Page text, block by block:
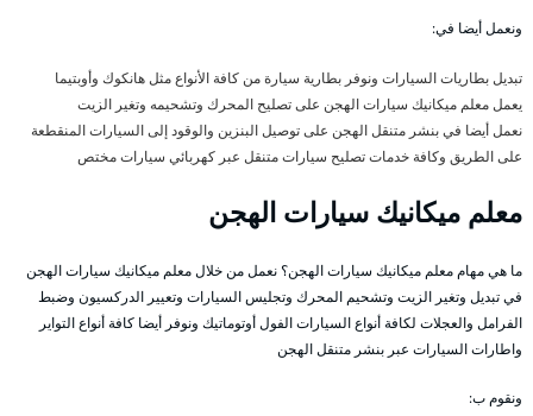
ونعمل أيضا في:
تبديل بطاريات السيارات ونوفر بطارية سيارة من كافة الأنواع مثل هانكوك وأوبتيما
يعمل معلم ميكانيك سيارات الهجن على تصليح المحرك وتشحيمه وتغير الزيت
نعمل أيضا في بنشر متنقل الهجن على توصيل البنزين والوقود إلى السيارات المنقطعة
على الطريق وكافة خدمات تصليح سيارات متنقل عبر كهربائي سيارات مختص
معلم ميكانيك سيارات الهجن
ما هي مهام معلم ميكانيك سيارات الهجن؟ نعمل من خلال معلم ميكانيك سيارات الهجن
في تبديل وتغير الزيت وتشحيم المحرك وتجليس السيارات وتعيير الدركسيون وضبط
الفرامل والعجلات لكافة أنواع السيارات الفول أوتوماتيك ونوفر أيضا كافة أنواع التواير
واطارات السيارات عبر بنشر متنقل الهجن
ونقوم ب: